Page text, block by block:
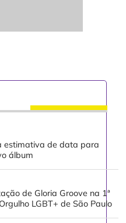
estimativa de data para
álbum
de Gloria Groove na 1ª
LGBT+ de São Paulo